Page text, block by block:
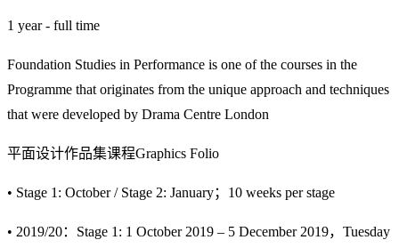
1 year - full time
Foundation Studies in Performance is one of the courses in the
Programme that originates from the unique approach and techniques
that were developed by Drama Centre London
平面设计作品集课程Graphics Folio
• Stage 1: October / Stage 2: January；10 weeks per stage
• 2019/20：Stage 1: 1 October 2019 – 5 December 2019，Tuesday